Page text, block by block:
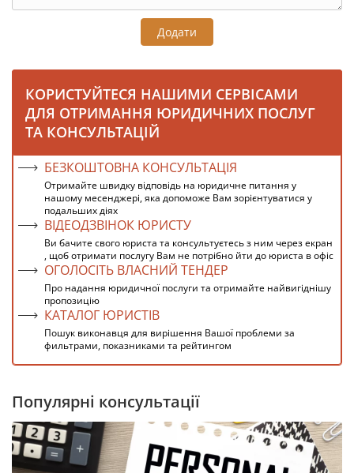
Додати
КОРИСТУЙТЕСЯ НАШИМИ СЕРВІСАМИ
ДЛЯ ОТРИМАННЯ ЮРИДИЧНИХ ПОСЛУГ
ТА КОНСУЛЬТАЦІЙ
БЕЗКОШТОВНА КОНСУЛЬТАЦІЯ
Отримайте швидку відповідь на юридичне питання у
нашому месенджері, яка допоможе Вам зорієнтуватися у
подальших діях
ВІДЕОДЗВІНОК ЮРИСТУ
Ви бачите свого юриста та консультуєтесь з ним через екран
, щоб отримати послугу Вам не потрібно йти до юриста в офіс
ОГОЛОСІТЬ ВЛАСНИЙ ТЕНДЕР
Про надання юридичної послуги та отримайте найвигіднішу
пропозицію
КАТАЛОГ ЮРИСТІВ
Пошук виконавця для вирішення Вашої проблеми за
фильтрами, показниками та рейтингом
Популярні консультації